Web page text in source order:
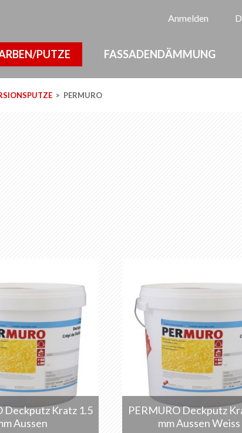
Anmelden
PUTZE FASSADENDÄMMUNG
PERMURO
Deckputz Kratz 1.5
Aussen
PERMURO Deckputz
mm Aussen Weiss